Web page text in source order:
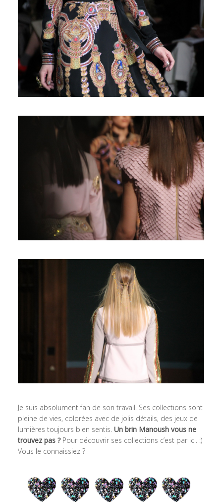
Je suis absolument fan de son travail. Ses collections sont
pleine de vies, colorées avec de jolis détails, des jeux de
lumières toujours bien sentis. Un brin Manoush vous ne
trouvez pas ? Pour découvrir ses collections c’est par ici. :)
Vous le connaissiez ?